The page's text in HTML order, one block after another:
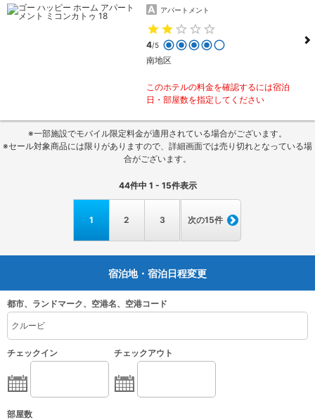
アパートメント
4/5
南地区
このホテルの料金を確認するには宿泊
日・部屋数を指定してください
※一部施設でモバイル限定料金が適用されている場合がございます。
※セール対象商品には限りがありますので、詳細画面では売り切れとなっている場
合がございます。
44件中 1 - 15件表示
1 2 3 次の15件
宿泊地・宿泊日程変更
都市、ランドマーク、空港名、空港コード
チェックイン チェックアウト
部屋数